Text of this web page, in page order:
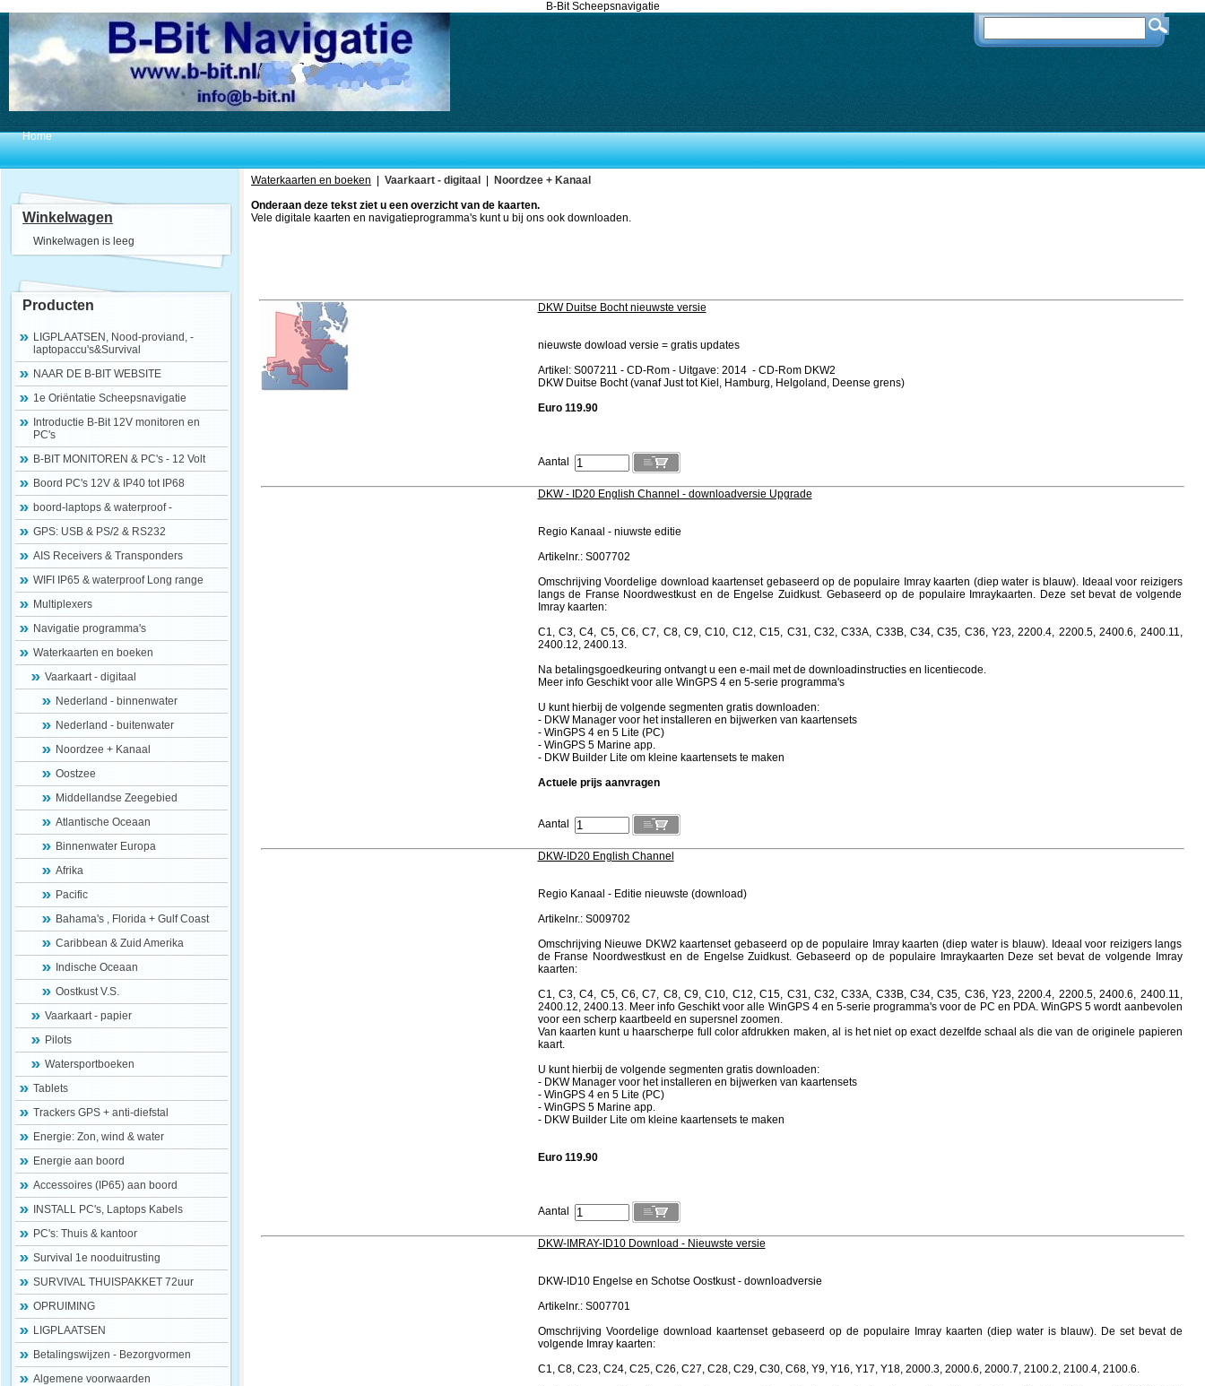
B-Bit Scheepsnavigatie
Home
Winkelwagen
Winkelwagen is leeg
Producten
LIGPLAATSEN, Nood-proviand, -
laptopaccu's&Survival
NAAR DE B-BIT WEBSITE
1e Oriëntatie Scheepsnavigatie
Introductie B-Bit 12V monitoren en
PC's
B-BIT MONITOREN & PC's - 12 Volt
Boord PC's 12V & IP40 tot IP68
boord-laptops & waterproof -
GPS: USB & PS/2 & RS232
AIS Receivers & Transponders
WIFI IP65 & waterproof Long range
Multiplexers
Navigatie programma's
Waterkaarten en boeken
Vaarkaart - digitaal
Nederland - binnenwater
Nederland - buitenwater
Noordzee + Kanaal
Oostzee
Middellandse Zeegebied
Atlantische Oceaan
Binnenwater Europa
Afrika
Pacific
Bahama's , Florida + Gulf Coast
Caribbean & Zuid Amerika
Indische Oceaan
Oostkust V.S.
Vaarkaart - papier
Pilots
Watersportboeken
Tablets
Trackers GPS + anti-diefstal
Energie: Zon, wind & water
Energie aan boord
Accessoires (IP65) aan boord
INSTALL PC's, Laptops Kabels
PC's: Thuis & kantoor
Survival 1e nooduitrusting
SURVIVAL THUISPAKKET 72uur
OPRUIMING
LIGPLAATSEN
Betalingswijzen - Bezorgvormen
Algemene voorwaarden
Waterkaarten en boeken Vaarkaart - digitaal
Noordzee + Kanaal
Onderaan deze tekst ziet u een overzicht van de kaarten.
Vele digitale kaarten en navigatieprogramma's kunt u bij ons ook downloaden.
DKW Duitse Bocht nieuwste versie
nieuwste dowload versie = gratis updates
Artikel: S007211 - CD-Rom - Uitgave: 2014 - CD-Rom DKW2
DKW Duitse Bocht (vanaf Just tot Kiel, Hamburg, Helgoland, Deense grens)
Euro 119.90
Aantal
DKW - ID20 English Channel - downloadversie Upgrade
Regio Kanaal - niuwste editie
Artikelnr.: S007702
Omschrijving Voordelige download kaartenset gebaseerd op de populaire Imray kaarten (diep water is blauw). Ideaal voor reizigers
langs de Franse Noordwestkust en de Engelse Zuidkust. Gebaseerd op de populaire Imraykaarten. Deze set bevat de volgende
Imray kaarten:
C1, C3, C4, C5, C6, C7, C8, C9, C10, C12, C15, C31, C32, C33A, C33B, C34, C35, C36, Y23, 2200.4, 2200.5, 2400.6, 2400.11,
2400.12, 2400.13.
Na betalingsgoedkeuring ontvangt u een e-mail met de downloadinstructies en licentiecode.
Meer info Geschikt voor alle WinGPS 4 en 5-serie programma's
U kunt hierbij de volgende segmenten gratis downloaden:
- DKW Manager voor het installeren en bijwerken van kaartensets
- WinGPS 4 en 5 Lite (PC)
- WinGPS 5 Marine app.
- DKW Builder Lite om kleine kaartensets te maken
Actuele prijs aanvragen
Aantal
DKW-ID20 English Channel
Regio Kanaal - Editie nieuwste (download)
Artikelnr.: S009702
Omschrijving Nieuwe DKW2 kaartenset gebaseerd op de populaire Imray kaarten (diep water is blauw). Ideaal voor reizigers langs
de Franse Noordwestkust en de Engelse Zuidkust. Gebaseerd op de populaire Imraykaarten Deze set bevat de volgende Imray
kaarten:
C1, C3, C4, C5, C6, C7, C8, C9, C10, C12, C15, C31, C32, C33A, C33B, C34, C35, C36, Y23, 2200.4, 2200.5, 2400.6, 2400.11,
2400.12, 2400.13. Meer info Geschikt voor alle WinGPS 4 en 5-serie programma's voor de PC en PDA. WinGPS 5 wordt aanbevolen
voor een scherp kaartbeeld en supersnel zoomen.
Van kaarten kunt u haarscherpe full color afdrukken maken, al is het niet op exact dezelfde schaal als die van de originele papieren
kaart.
U kunt hierbij de volgende segmenten gratis downloaden:
- DKW Manager voor het installeren en bijwerken van kaartensets
- WinGPS 4 en 5 Lite (PC)
- WinGPS 5 Marine app.
- DKW Builder Lite om kleine kaartensets te maken
Euro 119.90
Aantal
DKW-IMRAY-ID10 Download - Nieuwste versie
DKW-ID10 Engelse en Schotse Oostkust - downloadversie
Artikelnr.: S007701
Omschrijving Voordelige download kaartenset gebaseerd op de populaire Imray kaarten (diep water is blauw). De set bevat de
volgende Imray kaarten:
C1, C8, C23, C24, C25, C26, C27, C28, C29, C30, C68, Y9, Y16, Y17, Y18, 2000.3, 2000.6, 2000.7, 2100.2, 2100.4, 2100.6.